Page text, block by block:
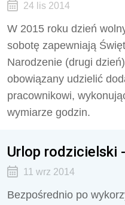
24 lis 2014
W 2015 roku dzień
sobotę zapewniają
Narodzenie (drugi
obowiązany udzielić
pracownikowi,
wymiarze godzin.
Urlop rodzicielski
11 wrz 2014
Bezpośrednio po